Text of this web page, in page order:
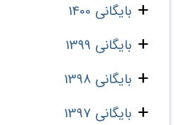
بایگانی 1400
بایگانی 1399
بایگانی 1398
بایگانی 1397